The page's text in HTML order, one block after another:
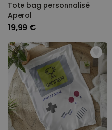
Tote bag personnalisé
Aperol
19,99 €